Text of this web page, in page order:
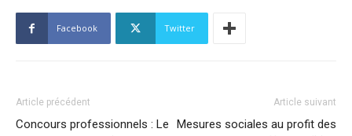
Facebook Twitter
Article précédent
Concours professionnels : Le
Article suivant
Mesures sociales au profit des